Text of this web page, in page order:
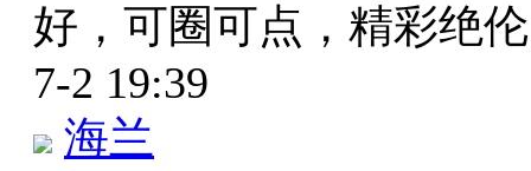
好，可圈可点，精彩绝
7-2 19:39
海兰